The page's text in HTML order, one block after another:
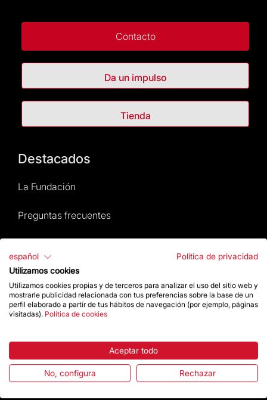
Contacto
Da un impulso
Tienda
Destacados
La Fundación
Preguntas frecuentes
Normativa y condiciones de compra
Noticias y Actualidad
Da un impulso
Actos2026
español
Política de privacidad
Utilizamos cookies
Utilizamos cookies propias y de terceros para analizar el uso del sitio web y
mostrarle publicidad relacionada con tus preferencias sobre la base de un
perfil elaborado a partir de tus hábitos de navegación (por ejemplo, páginas
visitadas). Política de cookies
Aceptar todo
No, configura Rechazar